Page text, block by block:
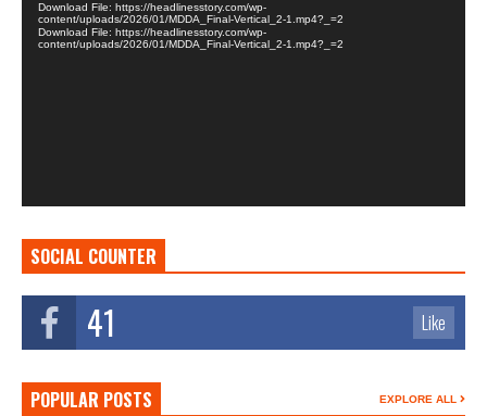
Download File: https://headlinesstory.com/wp-
content/uploads/2026/01/MDDA_Final-Vertical_2-1.mp4?_=2
Download File: https://headlinesstory.com/wp-
content/uploads/2026/01/MDDA_Final-Vertical_2-1.mp4?_=2
SOCIAL COUNTER
41 Like
POPULAR POSTS EXPLORE ALL